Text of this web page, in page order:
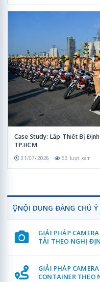
Case Study: Lắp Thiết Bị
TP.HCM
31/07/2026 63 lượt xem
NỘI DUNG ĐÁNG CHÚ Ý
GIẢI PHÁP
TẢI THEO NGHỊ
GIẢI PHÁP
CONTAINER THEO